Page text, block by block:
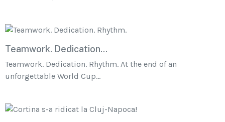
Teamwork. Dedication...
Teamwork. Dedication. Rhythm. At the end of an
unforgettable World Cup...